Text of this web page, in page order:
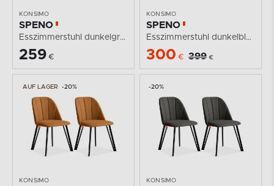
KONSIMO
SPENO
Esszimmerstuhl dunkelgrün gepolstert
259 €
KONSIMO
SPENO
Esszimmerstuhl dunkelblau 2 tlg.
300 € 399 €
AUF LAGER -20%
KONSIMO
-20%
KONSIMO